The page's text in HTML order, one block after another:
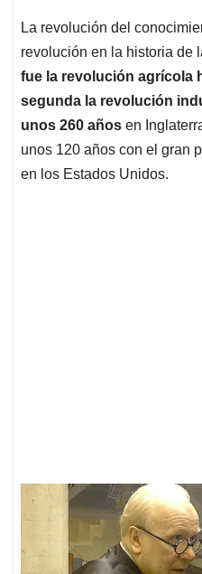
La revolución del
revolución en la historia de
fue la revolución agrícola
segunda la revolución
unos 260 años en
unos 120 años con el gran
en los Estados Unidos.